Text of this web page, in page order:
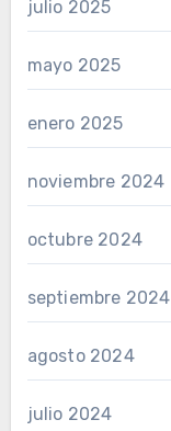
julio 2025
mayo 2025
enero 2025
noviembre 2024
octubre 2024
septiembre 2024
agosto 2024
julio 2024